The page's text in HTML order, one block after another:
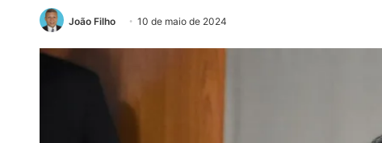
João Filho 10 de maio de 2024